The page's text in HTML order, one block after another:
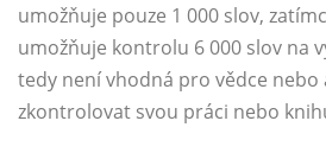
umožňuje pouze 1 000 slov,
umožňuje kontrolu 6 000 slov na
tedy není vhodná pro vědce
zkontrolovat svou práci nebo